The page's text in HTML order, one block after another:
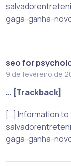
gaga-ganha-
seo for
9 de fevereiro de
… [Trackback]
[…] Information to
gaga-ganha-